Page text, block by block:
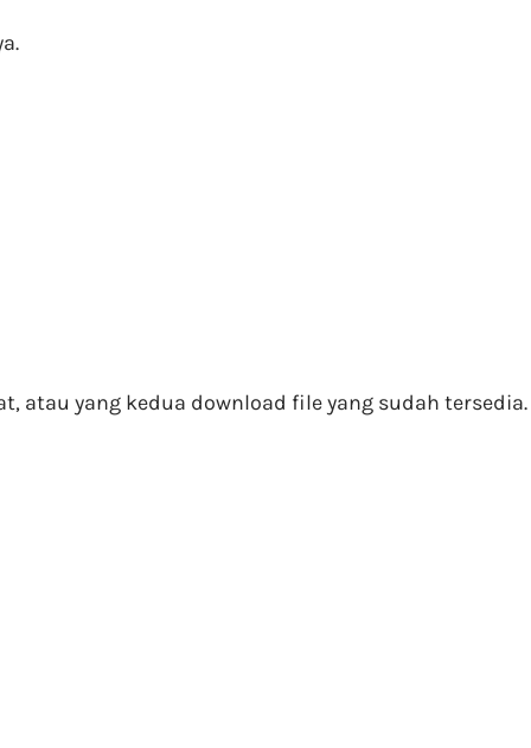
atau yang kedua download file yang sudah tersedia.